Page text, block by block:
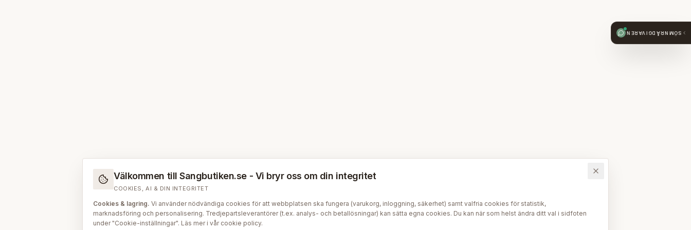
SÖMNRÅDGIVAREN
Välkommen till Sangbutiken.se - Vi bryr oss om din integritet
COOKIES, AI & DIN INTEGRITET
Cookies & lagring. Vi använder nödvändiga cookies för att webbplatsen ska fungera (varukorg, inloggning, säkerhet) samt valfria cookies för statistik,
marknadsföring och personalisering. Tredjepartsleverantörer (t.ex. analys- och betallösningar) kan sätta egna cookies. Du kan när som helst ändra ditt val i sidfoten
under "Cookie-inställningar". Läs mer i vår cookie policy.